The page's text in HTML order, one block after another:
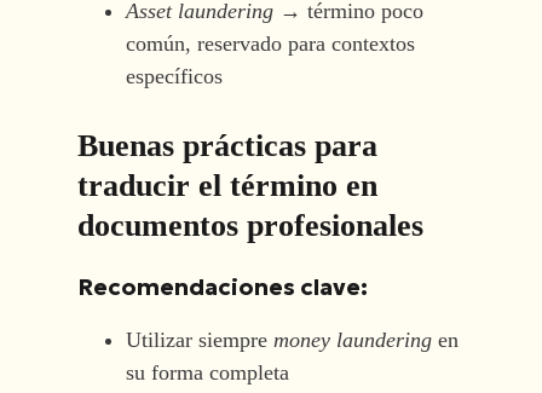
Asset laundering→ término poco
común, reservado para contextos
específicos
Buenas prácticas para
traducir el término en
documentos profesionales
Recomendaciones clave:
Utilizar siempre money launderingen
su forma completa